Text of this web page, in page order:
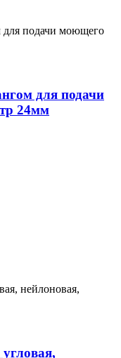
для подачи
24мм